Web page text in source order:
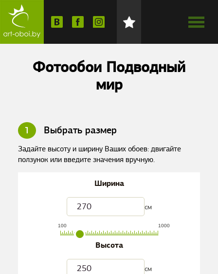
Фотообои Подводный
мир
1 Выбрать размер
Задайте высоту и ширину Ваших обоев: двигайте
ползунок или введите значения вручную.
Ширина
см
100 1000
Высота
см